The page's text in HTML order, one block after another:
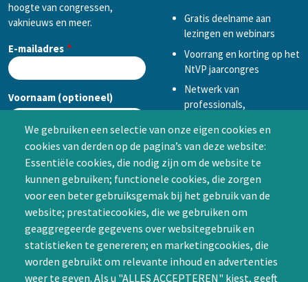
We gebruiken een selectie van onze eigen cookies en
cookies van derden op de pagina’s van deze website:
Essentiële cookies, die nodig zijn om de website te
kunnen gebruiken; functionele cookies, die zorgen
voor een beter gebruiksgemak bij het gebruik van de
website; prestatiecookies, die we gebruiken om
geaggregeerde gegevens over websitegebruik en
statistieken te genereren; en marketingcookies, die
worden gebruikt om relevante inhoud en advertenties
weer te geven. Als u "ALLES ACCEPTEREN" kiest, geeft
hoogte van congressen,
vaknieuws en meer.
E-mailadres
Voornaam (optioneel)
Achternaam (optioneel)
CAPTCHA
Gratis deelname aan
lezingen en webinars
Voorrang en korting op het
NtVP jaarcongres
Netwerk van
professionals,
samenwerken in een van
de Special Interest
Groepen (SIG’s) of zelf een
SIG initiëren
Word lid